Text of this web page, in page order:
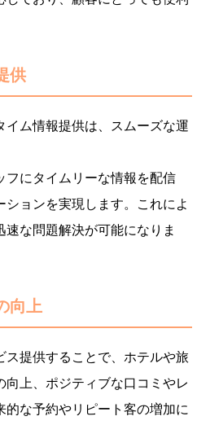
供
イム情報提供は、スムーズな運
フにタイムリーな情報を配信
ションを実現します。これによ
速な問題解決が可能になりま
向上
ス提供することで、ホテルや旅
向上、ポジティブな口コミやレ
的な予約やリピート客の増加に